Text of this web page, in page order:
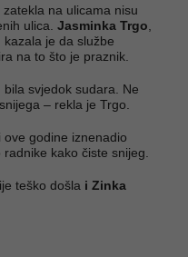
na ulicama nisu
ulica. Jasminka Trgo
je da službe
na to što je praznik.
svjedok sudara. Ne
– rekla je Trgo.
ove godine iznenadio
kako čiste snijeg.
teško došla i Zinka